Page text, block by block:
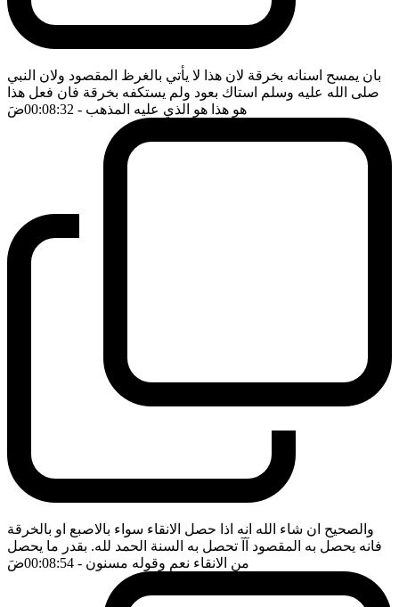
بان يمسح اسنانه بخرقة لان هذا لا يأتي بالغرظ المقصود ولان النبي
صلى الله عليه وسلم استاك بعود ولم يستكفه بخرقة فان فعل هذا
هو هذا هو الذي عليه المذهب - 00:08:32 ضَ
والصحيح ان شاء الله انه اذا حصل الانقاء سواء بالاصبع او بالخرقة
فانه يحصل به المقصود آآ تحصل به السنة الحمد لله. بقدر ما يحصل
من الانقاء نعم وقوله مسنون - 00:08:54 ضَ